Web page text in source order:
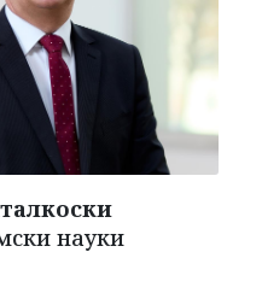
науки